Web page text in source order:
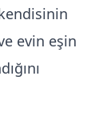
evin eşin